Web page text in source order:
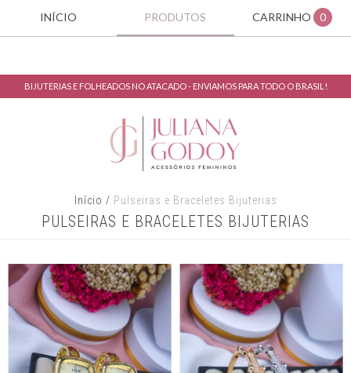
INÍCIO PRODUTOS CARRINHO 0
BIJUTERIAS E FOLHEADOS NO ATACADO - ENVIAMOS PARA TODO O BRASIL!
Início / Pulseiras e Braceletes Bijuterias
PULSEIRAS E BRACELETES BIJUTERIAS